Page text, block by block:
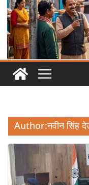
Author:नवीन सिंह